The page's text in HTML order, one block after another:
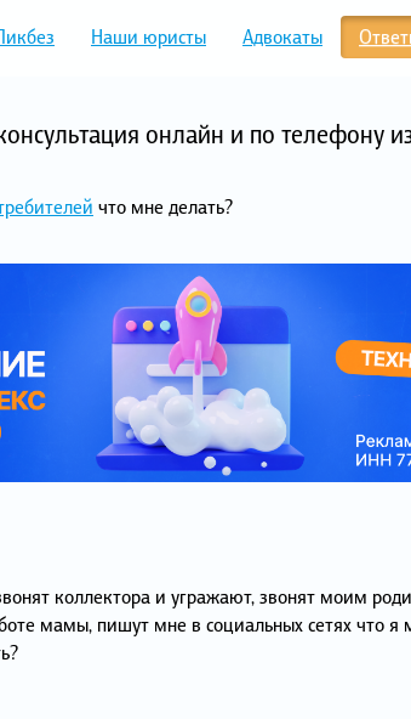
Наши юристы Адвокаты
онлайн и по телефону
что мне делать?
коллектора и угражают, звонят моим
мамы, пишут мне в социальных сетях что